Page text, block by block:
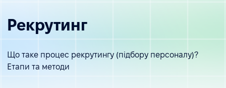
Рекрутинг
Що таке процес рекрутингу (підбору персоналу)?
Етапи та методи